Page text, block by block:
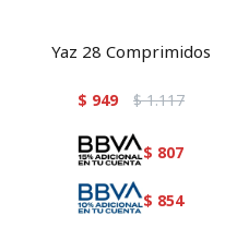
Yaz 28 Comprimidos
$ 949 $ 1.117
$ 807
$ 854